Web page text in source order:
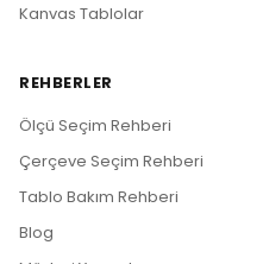
Kanvas Tablolar
REHBERLER
Ölçü Seçim Rehberi
Çerçeve Seçim Rehberi
Tablo Bakım Rehberi
Blog